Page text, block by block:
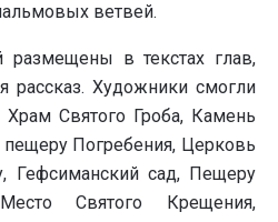
ветвей.
размещены в текстах глав,
рассказ. Художники смогли
Храм Святого Гроба, Камень
Погребения, Церковь
Гефсиманский сад, Пещеру
Святого Крещения,